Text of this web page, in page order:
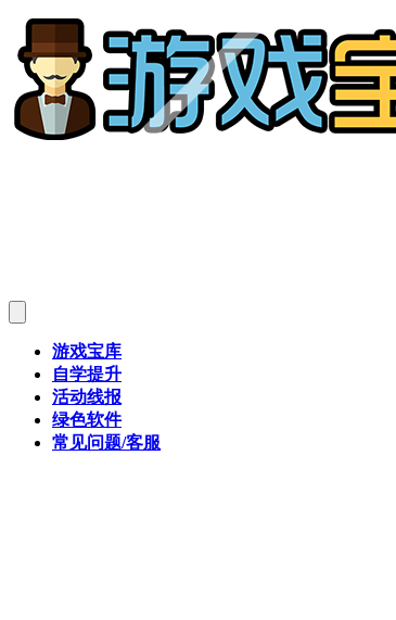
游戏宝库
自学提升
活动线报
绿色软件
常见问题/客服